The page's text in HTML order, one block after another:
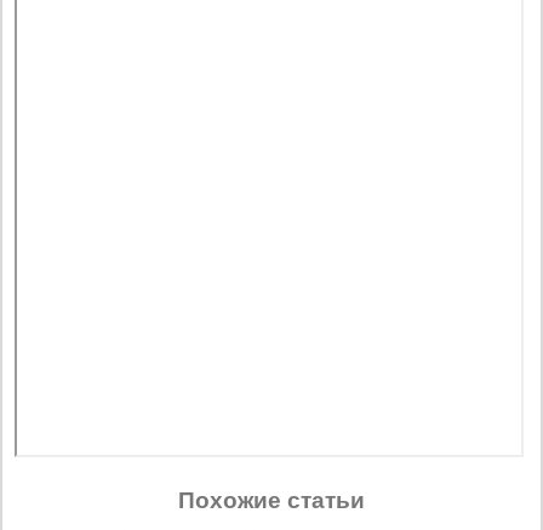
Похожие статьи